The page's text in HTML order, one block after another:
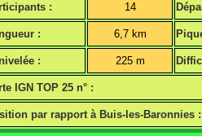
: 14
: 6,7 km
: 225 m
IGN TOP 25 n° :
par rapport à Buis-les-Baronnies :